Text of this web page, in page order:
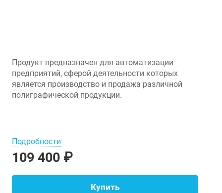
Продукт предназначен для автоматизации
предприятий, сферой деятельности которых
является производство и продажа различной
полиграфической продукции.
Подробности
109 400 ₽
Купить